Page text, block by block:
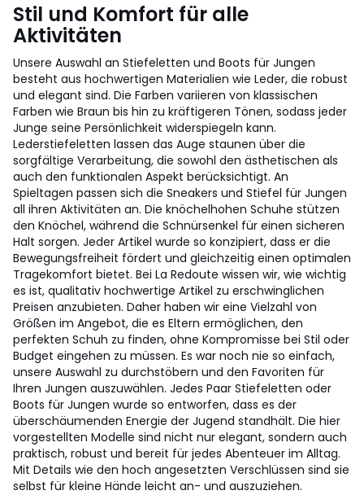
Stil und Komfort für alle
Aktivitäten
Unsere Auswahl an Stiefeletten und Boots für Jungen
besteht aus hochwertigen Materialien wie Leder, die robust
und elegant sind. Die Farben variieren von klassischen
Farben wie Braun bis hin zu kräftigeren Tönen, sodass jeder
Junge seine Persönlichkeit widerspiegeln kann.
Lederstiefeletten lassen das Auge staunen über die
sorgfältige Verarbeitung, die sowohl den ästhetischen als
auch den funktionalen Aspekt berücksichtigt. An
Spieltagen passen sich die Sneakers und Stiefel für Jungen
all ihren Aktivitäten an. Die knöchelhohen Schuhe stützen
den Knöchel, während die Schnürsenkel für einen sicheren
Halt sorgen. Jeder Artikel wurde so konzipiert, dass er die
Bewegungsfreiheit fördert und gleichzeitig einen optimalen
Tragekomfort bietet. Bei La Redoute wissen wir, wie wichtig
es ist, qualitativ hochwertige Artikel zu erschwinglichen
Preisen anzubieten. Daher haben wir eine Vielzahl von
Größen im Angebot, die es Eltern ermöglichen, den
perfekten Schuh zu finden, ohne Kompromisse bei Stil oder
Budget eingehen zu müssen. Es war noch nie so einfach,
unsere Auswahl zu durchstöbern und den Favoriten für
Ihren Jungen auszuwählen. Jedes Paar Stiefeletten oder
Boots für Jungen wurde so entworfen, dass es der
überschäumenden Energie der Jugend standhält. Die hier
vorgestellten Modelle sind nicht nur elegant, sondern auch
praktisch, robust und bereit für jedes Abenteuer im Alltag.
Mit Details wie den hoch angesetzten Verschlüssen sind sie
selbst für kleine Hände leicht an- und auszuziehen.